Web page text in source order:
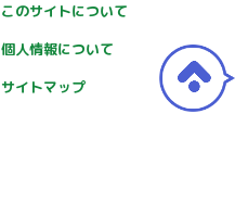
このサイトについて
個人情報について
サイトマップ